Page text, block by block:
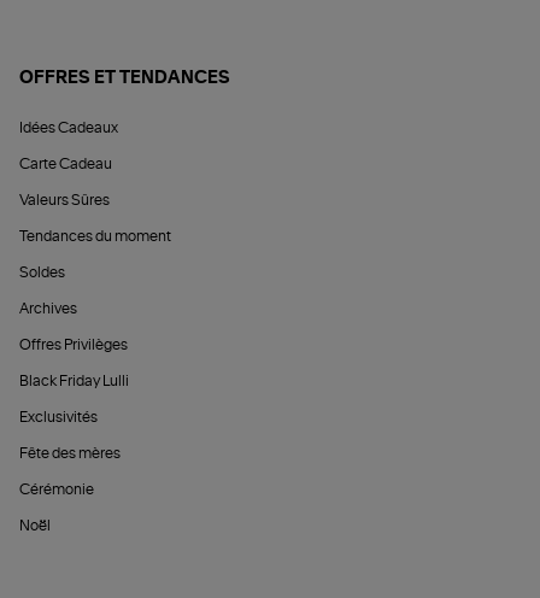
OFFRES ET TENDANCES
Idées Cadeaux
Carte Cadeau
Valeurs Sûres
Tendances du moment
Soldes
Archives
Offres Privilèges
Black Friday Lulli
Exclusivités
Fête des mères
Cérémonie
Noël